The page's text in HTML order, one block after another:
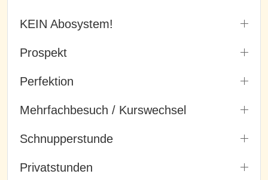
KEIN Abosystem!
Prospekt
Perfektion
Mehrfachbesuch / Kurswechsel
Schnupperstunde
Privatstunden